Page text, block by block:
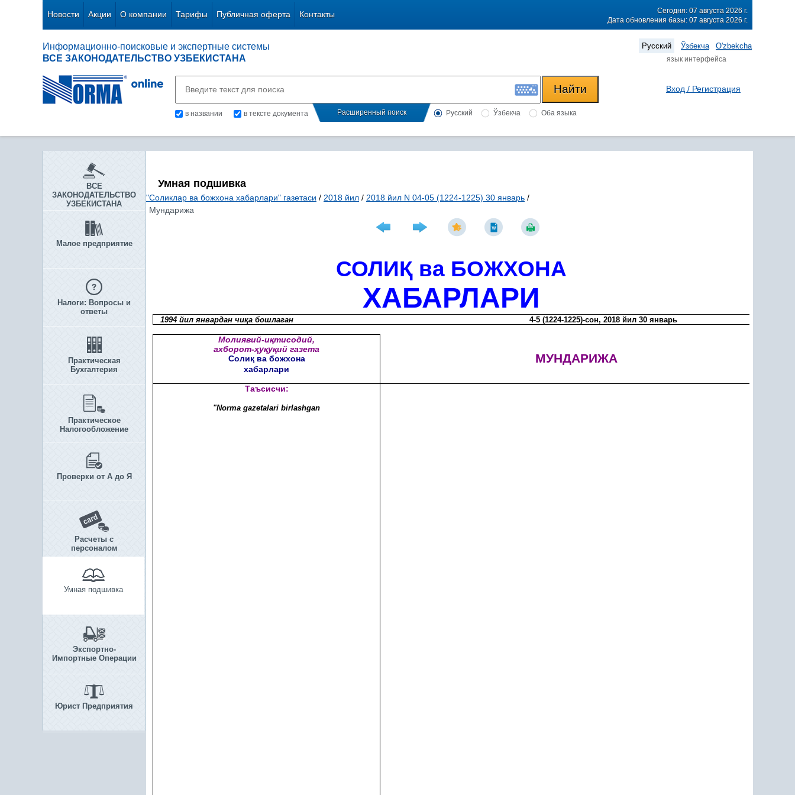
Новости Акции О компании Тарифы Публичная оферта Контакты
Сегодня: 07 августа 2026 г.
Дата обновления базы: 07 августа 2026 г.
Информационно-поисковые и экспертные системы
ВСЕ ЗАКОНОДАТЕЛЬСТВО УЗБЕКИСТАНА
Русский Ўзбекча O'zbekcha
язык интерфейса
в названии в тексте документа Расширенный поиск Русский Ўзбекча Оба языка
Вход / Регистрация
ВСЕ
ЗАКОНОДАТЕЛЬСТВО
УЗБЕКИСТАНА
Малое предприятие
Налоги: Вопросы и
ответы
Практическая
Бухгалтерия
Практическое
Налогообложение
Проверки от А до Я
Расчеты с
персоналом
Умная подшивка
Экспортно-
Импортные Операции
Юрист Предприятия
Умная подшивка
"Соликлар ва божхона хабарлари" газетаси / 2018 йил / 2018 йил N 04-05 (1224-1225) 30 январь /
Мундарижа
СОЛИҚва БОЖХОНА
ХАБАРЛАРИ
1994 йил январдан чиқа бошлаган 4-5 (1224-1225)-сон, 2018 йил 30 январь
Молиявий-иқтисодий,
ахборот-ҳуқуқий газета
МУНДАРИЖА
Солиқва божхона
хабарлари
Таъсисчи:
"Norma gazetalari birlashgan